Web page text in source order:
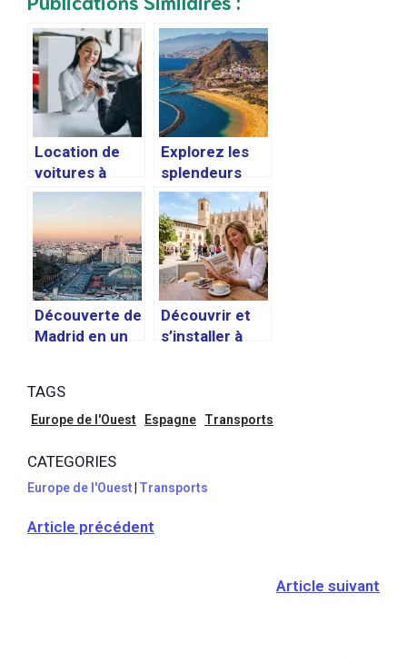
Location de
voitures à
Valence pas de
franchise :
comment
choisir ?
Explorez les
splendeurs
des Îles
Canaries en
hiver
Découverte de
Madrid en un
activités et
lieux
es en 48
heures
Découvrir et
s’installer à
TAGS
Europe de l'Ouest Espagne Transports
CATEGORIES
Europe de l'Ouest Transports
Article précédent
Article suivant